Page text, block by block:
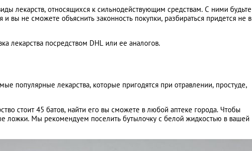
лекарств, относящихся к сильнодействующим средствам. С ними будьте
вы не сможете объяснить законность покупки, разбираться придется не в
лекарства посредством DHL или ее аналогов.
популярные лекарства, которые пригодятся при отравлении, простуде,
стоит 45 батов, найти его вы сможете в любой аптеке города. Чтобы
ложки. Мы рекомендуем поселить бутылочку с белой жидкостью в вашей